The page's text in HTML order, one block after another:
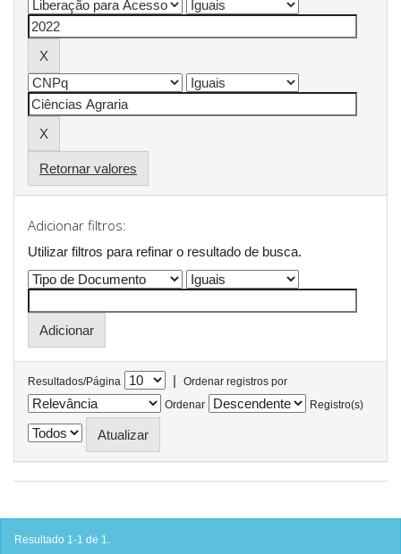
Retornar valores
Adicionar filtros:
Utilizar filtros para refinar o resultado de busca.
Resultados/Página |
Ordenar registros por
Ordenar
Registro(s)
Resultado 1-1 de 1.